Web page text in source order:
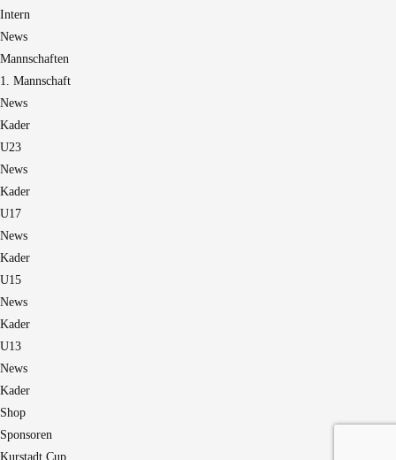
Intern
News
Mannschaften
1. Mannschaft
News
Kader
U23
News
Kader
U17
News
Kader
U15
News
Kader
U13
News
Kader
Shop
Sponsoren
Kurstadt Cup